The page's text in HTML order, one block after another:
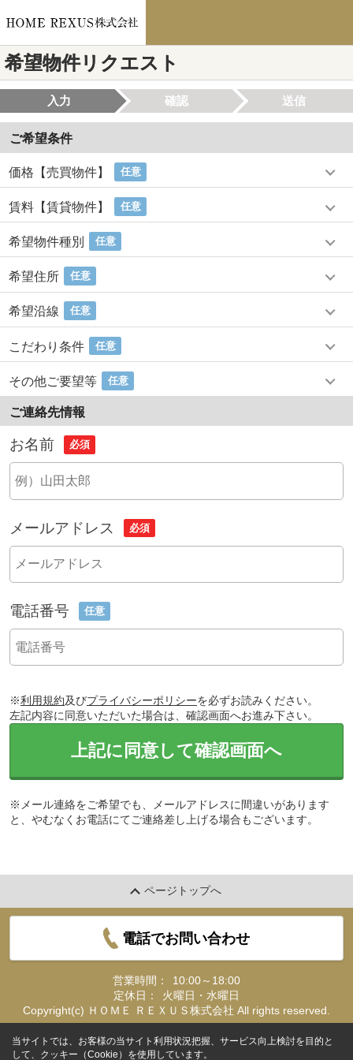
希望物件リクエスト
入力 確認 送信
ご希望条件
価格【売買物件】 任意
賃料【賃貸物件】 任意
希望物件種別 任意
希望住所 任意
希望沿線 任意
こだわり条件 任意
その他ご要望等 任意
ご連絡先情報
お名前 必須
メールアドレス 必須
電話番号 任意
※利用規約及びプライバシーポリシーを必ずお読みください。
左記内容に同意いただいた場合は、確認画面へお進み下さい。
上記に同意して確認画面へ
※メール連絡をご希望でも、メールアドレスに間違いがあります
と、やむなくお電話にてご連絡差し上げる場合もございます。
ページトップへ
電話でお問い合わせ
営業時間：
10:00～18:00
定休日：
火曜日・水曜日
Copyright(c) ＨＯＭＥ ＲＥＸＵＳ株式会社 All rights reserved.
当サイトでは、お客様の当サイト利用状況把握、サービス向上検討を目的と
して、クッキー（Cookie）を使用しています。